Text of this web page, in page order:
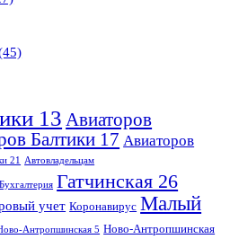
13 Авиаторов
Балтики 17 Авиаторов
21 Автовладельцам
Бухгалтерия Гатчинская 26
учет Коронавирус Малый
Антропшинская 5 Ново-Антропшинская